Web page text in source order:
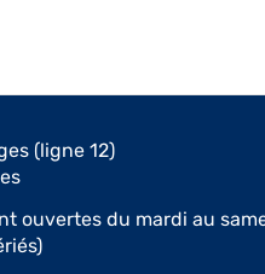
(ligne 12)
ouvertes du mardi au